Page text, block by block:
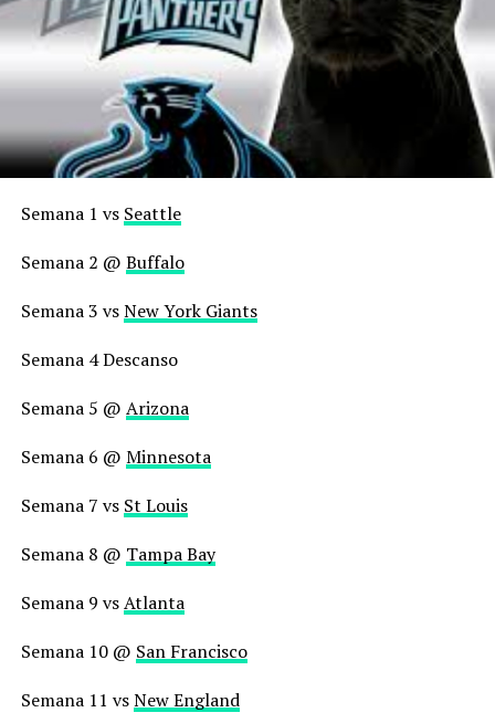
Semana 1 vs Seattle
Semana 2 @ Buffalo
Semana 3 vsNew York Giants
Semana 4 Descanso
Semana 5 @ Arizona
Semana 6 @ Minnesota
Semana 7 vs St Louis
Semana 8 @ Tampa Bay
Semana 9 vsAtlanta
Semana 10 @ San Francisco
Semana 11 vsNew England